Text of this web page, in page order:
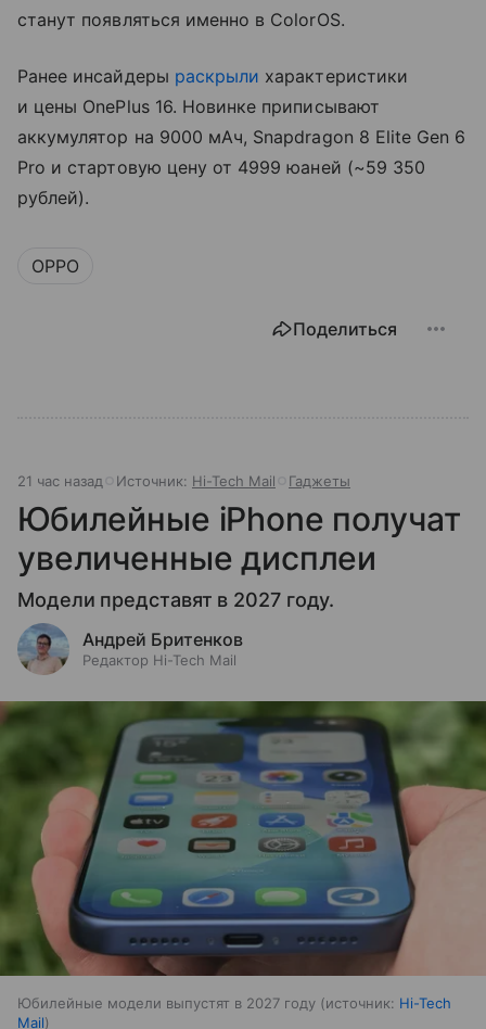
станут появляться именно в ColorOS.
Ранее инсайдеры раскрыли характеристики
и цены OnePlus 16. Новинке приписывают
аккумулятор на 9000 мАч, Snapdragon 8 Elite Gen 6
Pro и стартовую цену от 4999 юаней (~59 350
рублей).
OPPO
Поделиться
21 час назад Источник: Hi-Tech Mail Гаджеты
Юбилейные iPhone получат
увеличенные дисплеи
Модели представят в 2027 году.
Андрей Бритенков
Редактор Hi-Tech Mail
Юбилейные модели выпустят в 2027 году источник: Hi-Tech
Mail